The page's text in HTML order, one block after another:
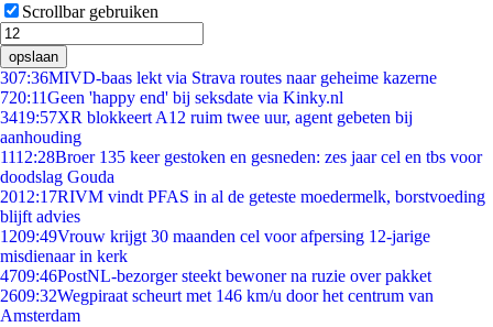
Scrollbar gebruiken
opslaan
307:36MIVD-baas lekt via Strava routes naar geheime kazerne
720:11Geen 'happy end' bij seksdate via Kinky.nl
3419:57XR blokkeert A12 ruim twee uur, agent gebeten bij
aanhouding
1112:28Broer 135 keer gestoken en gesneden: zes jaar cel en tbs voor
doodslag Gouda
2012:17RIVM vindt PFAS in al de geteste moedermelk, borstvoeding
blijft advies
1209:49Vrouw krijgt 30 maanden cel voor afpersing 12-jarige
misdienaar in kerk
4709:46PostNL-bezorger steekt bewoner na ruzie over pakket
2609:32Wegpiraat scheurt met 146 km/u door het centrum van
Amsterdam